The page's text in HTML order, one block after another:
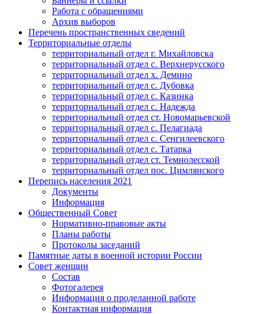
Работа с обращениями
Архив выборов
Перечень пространственных сведений
Территориальные отделы
территориальный отдел г. Михайловска
территориальный отдел с. Верхнерусского
территориальный отдел х. Демино
территориальный отдел с. Дубовка
территориальный отдел с. Казинка
территориальный отдел с. Надежда
территориальный отдел ст. Новомарьевской
территориальный отдел с. Пелагиада
территориальный отдел с. Сенгилеевского
территориальный отдел с. Татарка
территориальный отдел ст. Темнолесской
территориальный отдел пос. Цимлянского
Перепись населения 2021
Документы
Информация
Общественный Совет
Нормативно-правовые акты
Планы работы
Протоколы заседаний
Памятные даты в военной истории России
Совет женщин
Состав
Фотогалерея
Информация о проделанной работе
Контактная информация